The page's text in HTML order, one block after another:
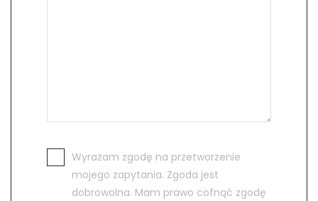
Wyrażam zgodę na przetworzenie
mojego zapytania. Zgoda jest
dobrowolna. Mam prawo cofnąć zgodę